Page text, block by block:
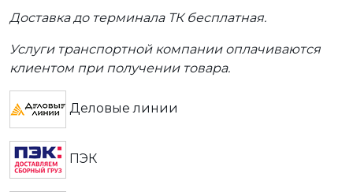
Доставка до терминала ТК бесплатная.
Услуги транспортной компании оплачиваются
клиентом при получении товара.
Деловые линии
ПЭК